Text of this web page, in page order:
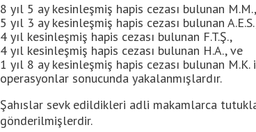
8 yıl 5 ay kesinleşmiş hapis cezası bulunan M.M.,
5 yıl 3 ay kesinleşmiş hapis cezası bulunan
4 yıl kesinleşmiş hapis cezası bulunan F.T.Ş.,
4 yıl kesinleşmiş hapis cezası bulunan H.A., ve
1 yıl 8 ay kesinleşmiş hapis cezası bulunan
operasyonlar sonucunda yakalanmışlardır.
Şahıslar sevk edildikleri adli makamlarca
gönderilmişlerdir.